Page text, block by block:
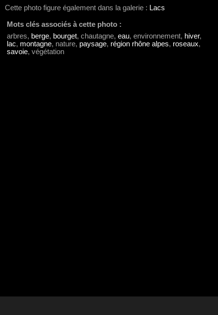
Cette photo figure également dans la galerie : Lacs
Mots clés associés à cette photo :
arbres, berge, bourget, chautagne, eau, environnement, hiver,
lac, montagne, nature, paysage, région rhône alpes, roseaux,
savoie, végétation